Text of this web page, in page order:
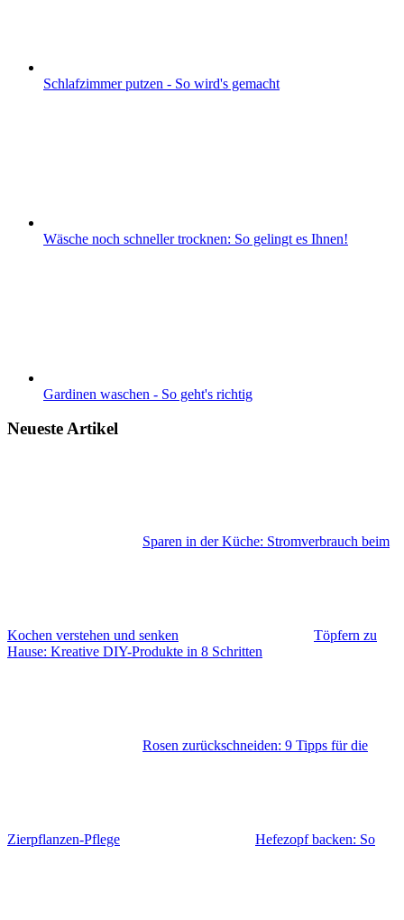
Schlafzimmer putzen - So wird's gemacht
Wäsche noch schneller trocknen: So gelingt es Ihnen!
Gardinen waschen - So geht's richtig
Neueste Artikel
Sparen in der Küche: Stromverbrauch beim
Kochen verstehen und senken
Töpfern zu
Hause: Kreative DIY-Produkte in 8 Schritten
Rosen zurückschneiden: 9 Tipps für die
Zierpflanzen-Pflege Hefezopf backen: So